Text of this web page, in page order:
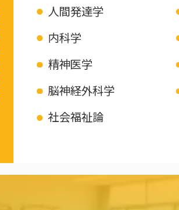
人間発達学
内科学
精神医学
脳神経外科学
社会福祉論